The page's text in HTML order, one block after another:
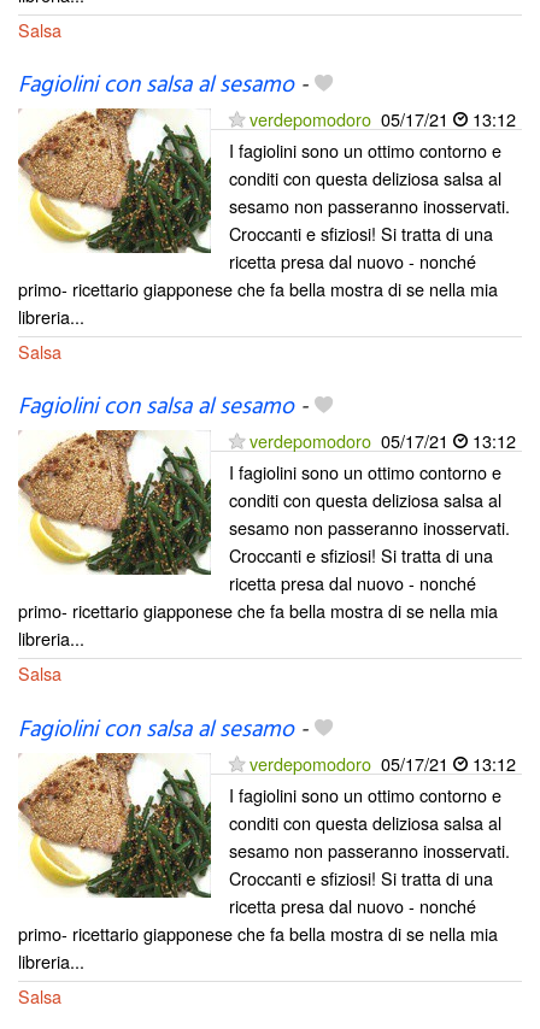
Salsa
Fagiolini con salsa al sesamo-
verdepomodoro 05/17/21
13:12
I fagiolini sono un ottimo contorno e
conditi con questa deliziosa salsa al
sesamo non passeranno inosservati.
Croccanti e sfiziosi! Si tratta di una
ricetta presa dal nuovo - nonché
primo- ricettario giapponese che fa bella mostra di se nella mia
libreria...
Salsa
Fagiolini con salsa al sesamo-
verdepomodoro 05/17/21
13:12
I fagiolini sono un ottimo contorno e
conditi con questa deliziosa salsa al
sesamo non passeranno inosservati.
Croccanti e sfiziosi! Si tratta di una
ricetta presa dal nuovo - nonché
primo- ricettario giapponese che fa bella mostra di se nella mia
libreria...
Salsa
Fagiolini con salsa al sesamo-
verdepomodoro 05/17/21
13:12
I fagiolini sono un ottimo contorno e
conditi con questa deliziosa salsa al
sesamo non passeranno inosservati.
Croccanti e sfiziosi! Si tratta di una
ricetta presa dal nuovo - nonché
primo- ricettario giapponese che fa bella mostra di se nella mia
libreria...
Salsa